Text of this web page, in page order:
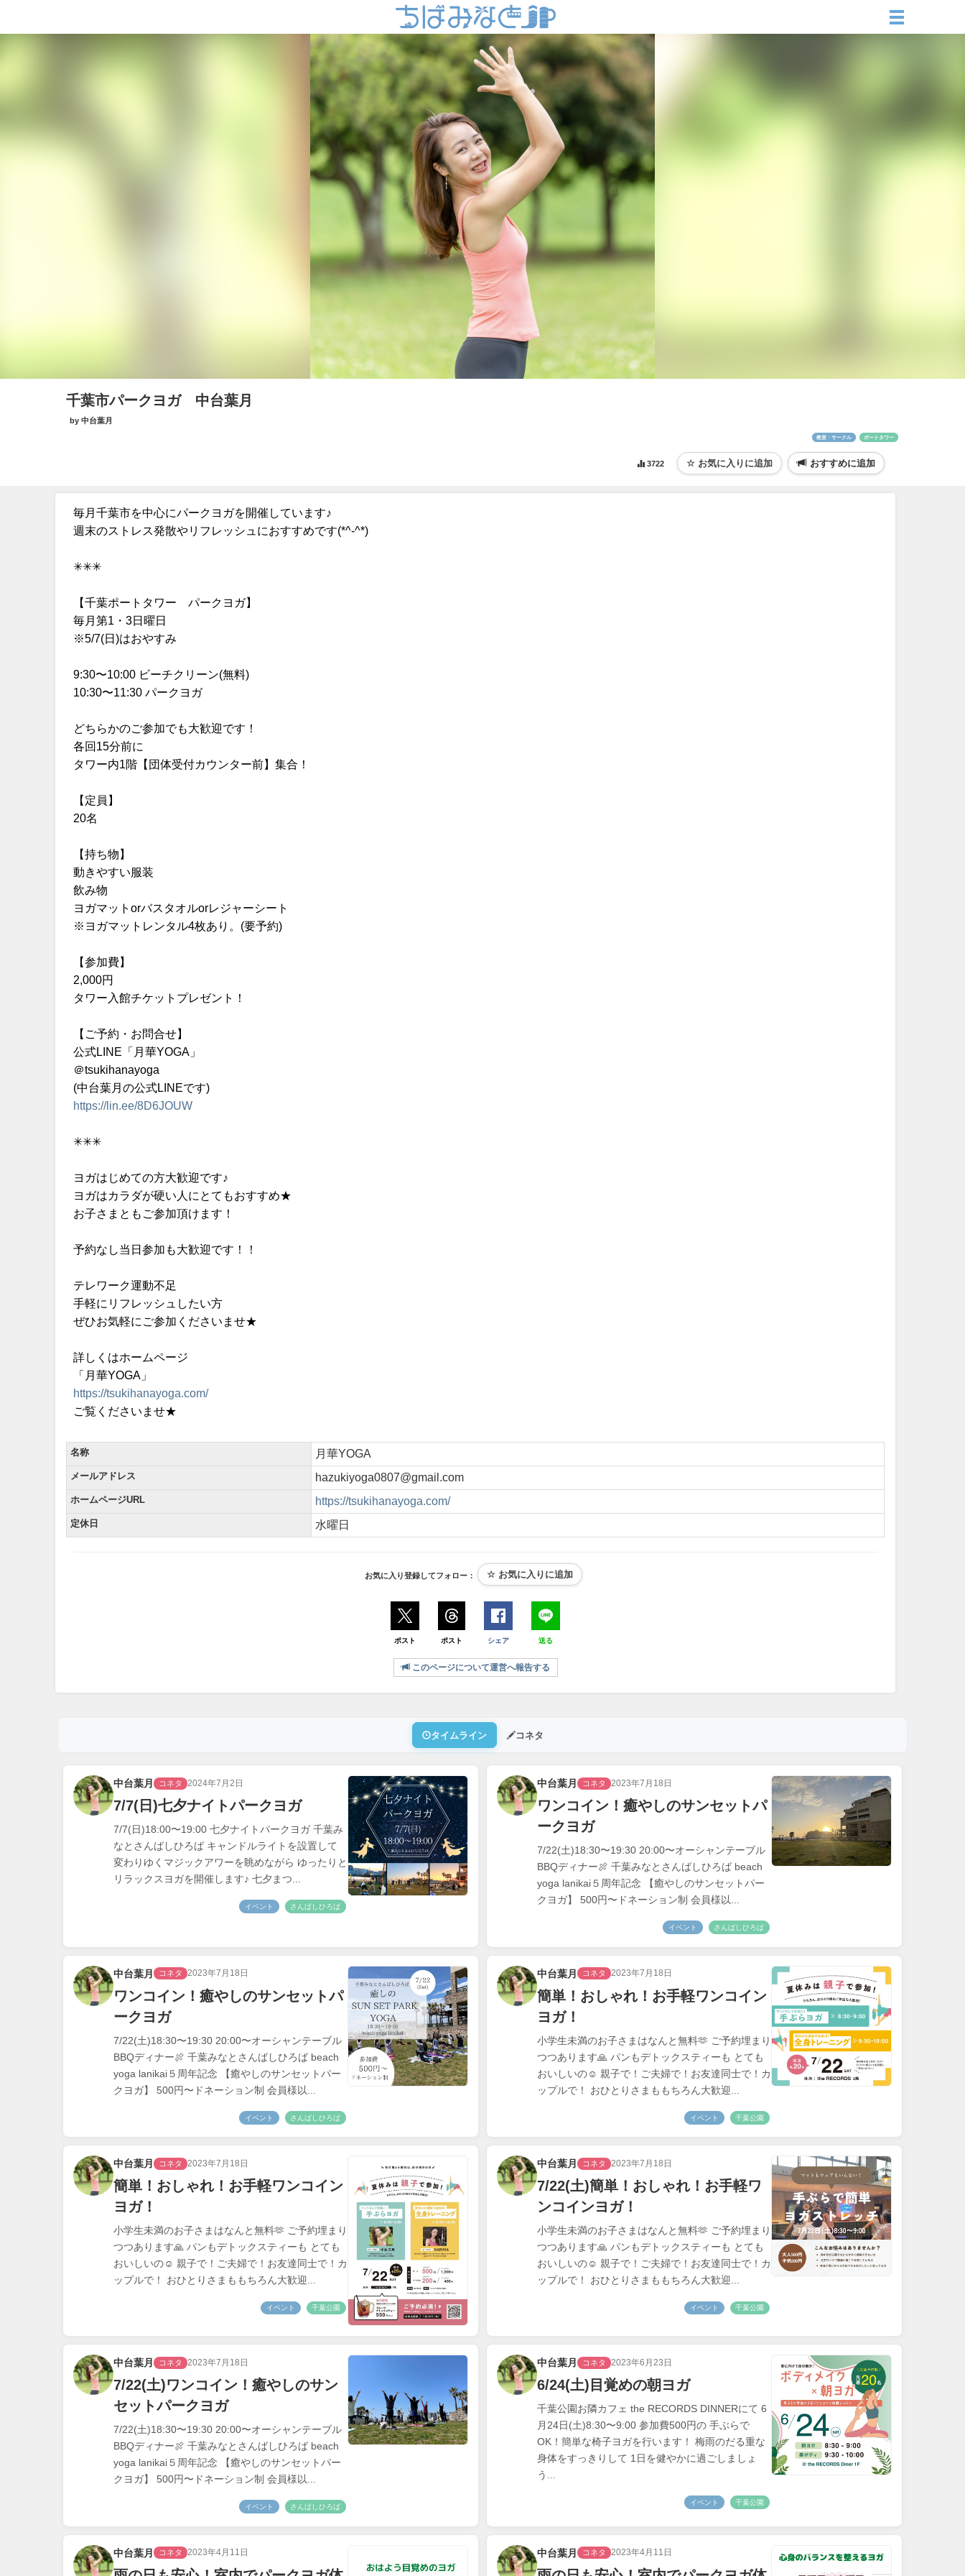
千葉市パークヨガ 中台葉月
by 中台葉月
教室・サークル ポートタワー
3722 おすすめに追加
毎月千葉市を中心にパークヨガを開催しています♪
週末のストレス発散やリフレッシュにおすすめです(*^-^*)
✳︎✳︎✳︎
【千葉ポートタワー パークヨガ】
毎月第1・3日曜日
※5/7(日)はおやすみ
9:30〜10:00 ビーチクリーン(無料)
10:30〜11:30 パークヨガ
どちらかのご参加でも大歓迎です！
各回15分前に
タワー内1階【団体受付カウンター前】集合！
【定員】
20名
【持ち物】
動きやすい服装
飲み物
ヨガマットorバスタオルorレジャーシート
※ヨガマットレンタル4枚あり。(要予約)
【参加費】
2,000円
タワー入館チケットプレゼント！
【ご予約・お問合せ】
公式LINE「月華YOGA」
＠tsukihanayoga
(中台葉月の公式LINEです)
https://lin.ee/8D6JOUW
✳︎✳︎✳︎
ヨガはじめての方大歓迎です♪
ヨガはカラダが硬い人にとてもおすすめ★
お子さまともご参加頂けます！
予約なし当日参加も大歓迎です！！
テレワーク運動不足
手軽にリフレッシュしたい方
ぜひお気軽にご参加くださいませ★
詳しくはホームページ
「月華YOGA」
https://tsukihanayoga.com/
ご覧くださいませ★
名称 月華YOGA
メールアドレス hazukiyoga0807@gmail.com
ホームページURL https://tsukihanayoga.com/
定休日 水曜日
お気に入り登録してフォロー：
ポスト ポスト シェア 送る
このページについて運営へ報告する
タイムライン コネタ